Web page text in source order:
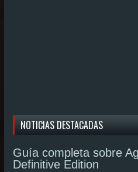
NOTICIAS DESTACADAS
Guía completa sobre
Definitive Edition